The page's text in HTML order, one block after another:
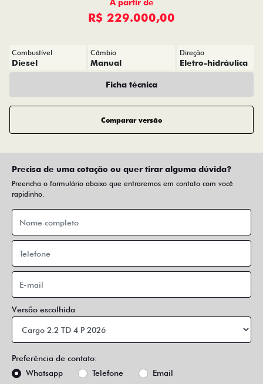
A partir de
R$ 229.000,00
Combustível
Diesel
Câmbio
Manual
Direção
Eletro-hidráulica
Ficha técnica
Comparar versão
Precisa de uma cotação ou quer tirar alguma dúvida?
Preencha o formulário abaixo que entraremos em contato com você
rapidinho.
Versão escolhida
Preferência de contato:
Whatsapp
Telefone Email